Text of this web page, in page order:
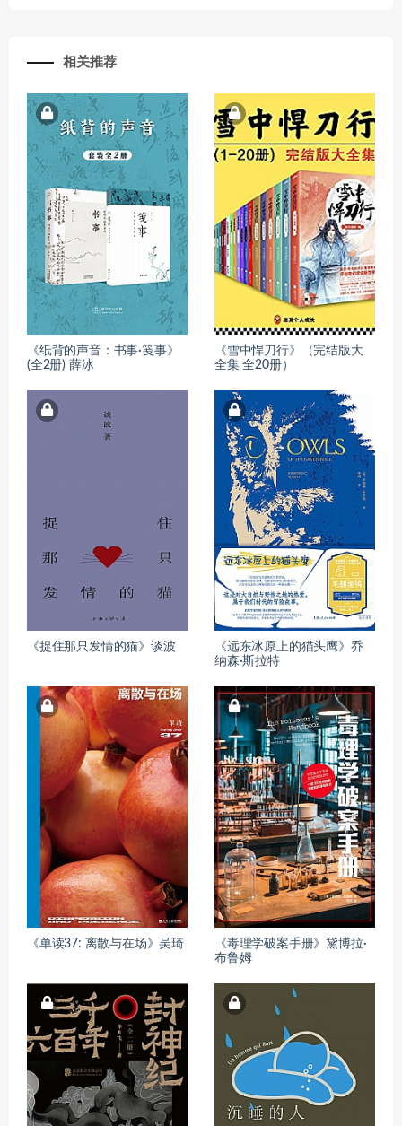
相关推荐
《纸背的声音：书事·笺事》
(全2册) 薛冰
《雪中悍刀行》（完结版大
全集 全20册）
《捉住那只发情的猫》谈波
《远东冰原上的猫头鹰》乔
纳森·斯拉特
《单读37: 离散与在场》吴琦
《毒理学破案手册》黛博拉·
布鲁姆